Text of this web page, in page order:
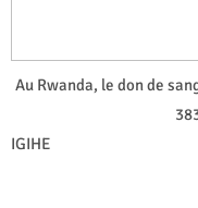
Au Rwanda, le don de
IGIHE